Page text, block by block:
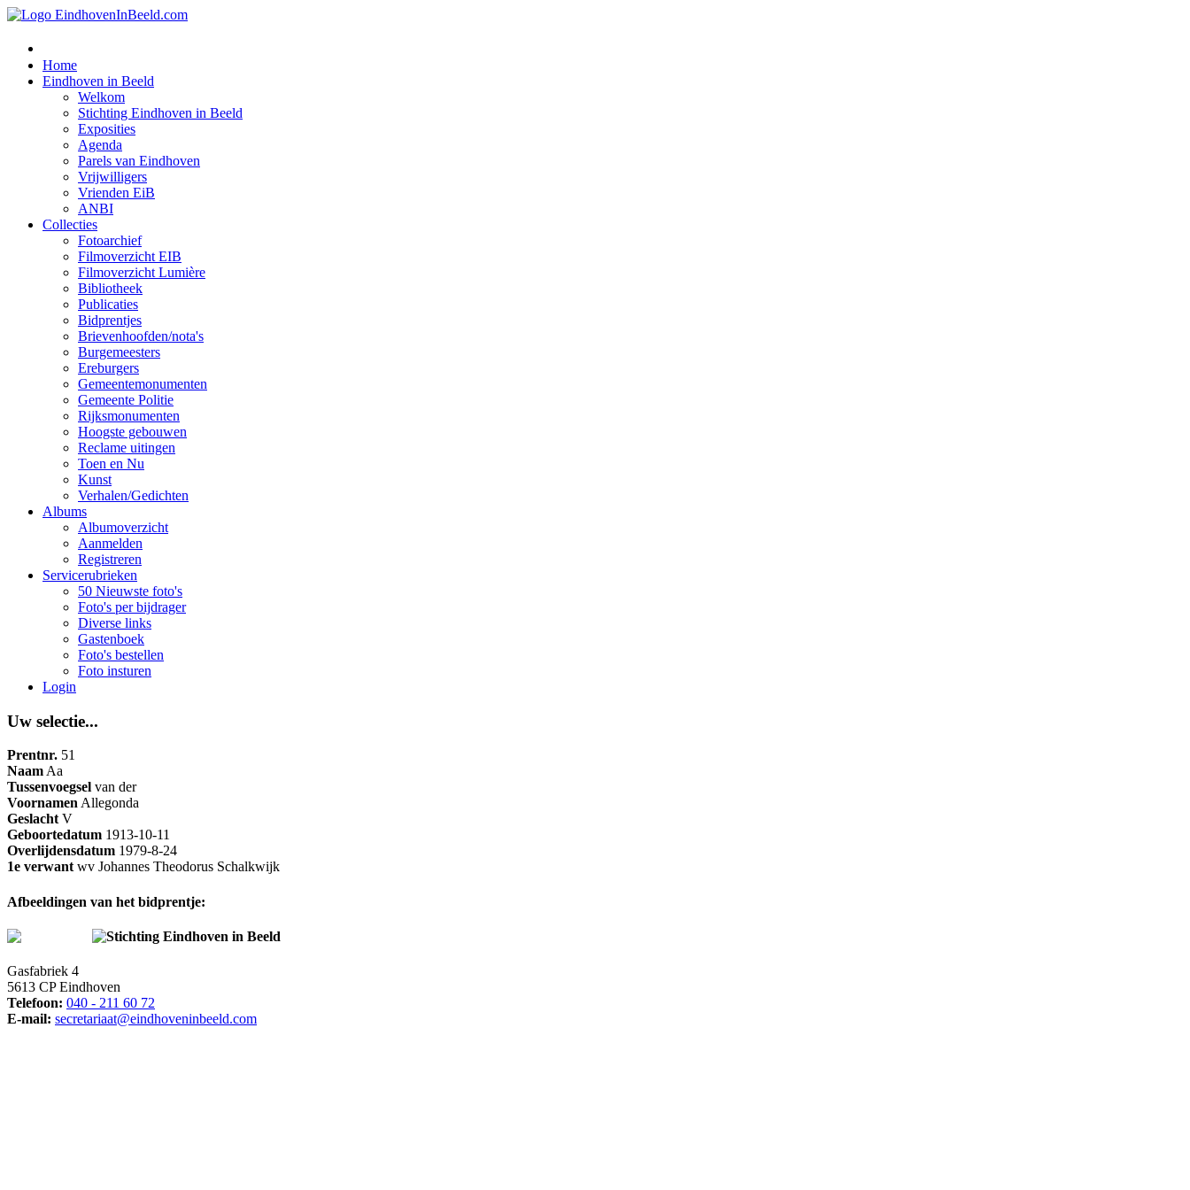
Home
Eindhoven in Beeld
Welkom
Stichting Eindhoven in Beeld
Exposities
Agenda
Parels van Eindhoven
Vrijwilligers
Vrienden EiB
ANBI
Collecties
Fotoarchief
Filmoverzicht EIB
Filmoverzicht Lumière
Bibliotheek
Publicaties
Bidprentjes
Brievenhoofden/nota's
Burgemeesters
Ereburgers
Gemeentemonumenten
Gemeente Politie
Rijksmonumenten
Hoogste gebouwen
Reclame uitingen
Toen en Nu
Kunst
Verhalen/Gedichten
Albums
Albumoverzicht
Aanmelden
Registreren
Servicerubrieken
50 Nieuwste foto's
Foto's per bijdrager
Diverse links
Gastenboek
Foto's bestellen
Foto insturen
Login
Uw selectie...
Prentnr. 51
NaamAa
Tussenvoegsel van der
VoornamenAllegonda
GeslachtV
Geboortedatum 1913-10-11
Overlijdensdatum 1979-8-24
1e verwantwv Johannes Theodorus Schalkwijk
Afbeeldingen van het bidprentje:
Stichting Eindhoven in Beeld
Gasfabriek 4
5613 CP Eindhoven
Telefoon: 040 - 211 60 72
E-mail: secretariaat@eindhoveninbeeld.com